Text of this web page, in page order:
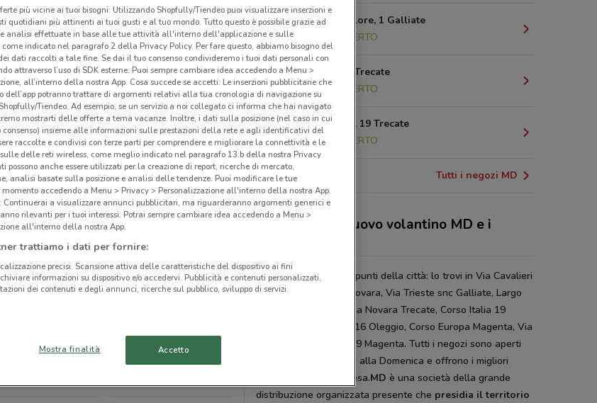
1.4 km
PRIMO LONATE POZZOLO
ARSIZIO
Largo Tricolore, 1 Galliate
APERTO
Via Novara Trecate
7.7 km
APERTO
Corso Italia, 19 Trecate
8.5 km
APERTO
Tutti i negozi MD
Gli sconti del nuovo volantino MD e i
MD è presente in vari punti della città: lo trovi in Via Cavalieri
Di Vittorio Veneto 3 Novara, Via Trieste snc Galliate, Largo
Tricolore 1 Galliate, Via Novara Trecate, Corso Italia 19
Trecate, Via Verbano 16 Oleggio, Corso Europa Magenta, Via
S. Girolamo Emiliani 7/9 Magenta. Tutti i negozi sono aperti
tutti i giorni dal Lunedì alla Domenica e offrono i migliori
prodotti per la tua spesa.MD è una società della grande
distribuzione organizzata presente che presidia il territorio
più vicine ai tuoi bisogni: Utilizzando Shopfully/Tiendeo puoi visualizzare inserzioni e
quotidiani più attinenti ai tuoi gusti e al tuo mondo. Tutto questo è possibile grazie ad
analisi effettuate in base alle tue attività all'interno dell'applicazione e sulle
indicato nel paragrafo 2 della Privacy Policy. Per fare questo, abbiamo bisogno del
dati raccolti a tale fine. Se dai il tuo consenso condivideremo i tuoi dati personali con
attraverso l’uso di SDK esterne. Puoi sempre cambiare idea accedendo a Menu >
all’interno della nostra App. Cosa succede se accetti: Le inserzioni pubblicitarie che
dell’app potranno trattare di argomenti relativi alla tua cronologia di navigazione su
Tiendeo. Ad esempio, se un servizio a noi collegato ci informa che hai navigato
mostrarti delle offerte a tema vacanze. Inoltre, i dati sulla posizione (nel caso in cui
insieme alle informazioni sulle prestazioni della rete e agli identificativi del
raccolte e condivisi con terze parti per comprendere e migliorare la connettività e le
delle reti wireless, come meglio indicato nel paragrafo 13.b della nostra Privacy
possono anche essere utilizzati per la creazione di report, ricerche di mercato,
analisi basate sulla posizione e analisi delle tendenze. Puoi modificare le tue
accedendo a Menu > Privacy > Personalizzazione all'interno della nostra App.
Continuerai a visualizzare annunci pubblicitari, ma riguarderanno argomenti generici e
rilevanti per i tuoi interessi. Potrai sempre cambiare idea accedendo a Menu >
all'interno della nostra App.
trattiamo i dati per fornire:
precisi. Scansione attiva delle caratteristiche del dispositivo ai fini
informazioni su dispositivo e/o accedervi. Pubblicità e contenuti personalizzati,
dei contenuti e degli annunci, ricerche sul pubblico, sviluppo di servizi.
Mostra finalità Accetto